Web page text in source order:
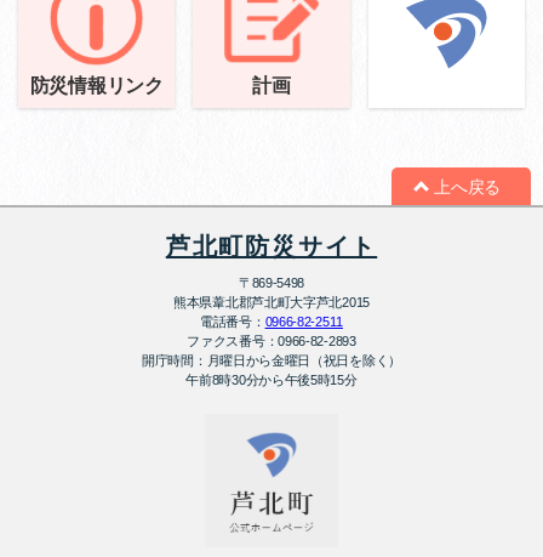
防災情報リンク 計画
芦北町防災サイト
〒869-5498
熊本県葦北郡芦北町大字芦北2015
電話番号： 0966-82-2511
ファクス番号：0966-82-2893
開庁時間： 月曜日から金曜日（祝日を除く）
午前8時30分から午後5時15分
上へ戻る